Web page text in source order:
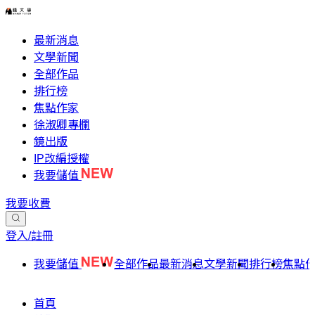
最新消息
文學新聞
全部作品
排行榜
焦點作家
徐淑卿專欄
鏡出版
IP改編授權
我要儲值
我要收費
登入/註冊
我要儲值 全部作品最新消息文學新聞排行榜焦點
首頁